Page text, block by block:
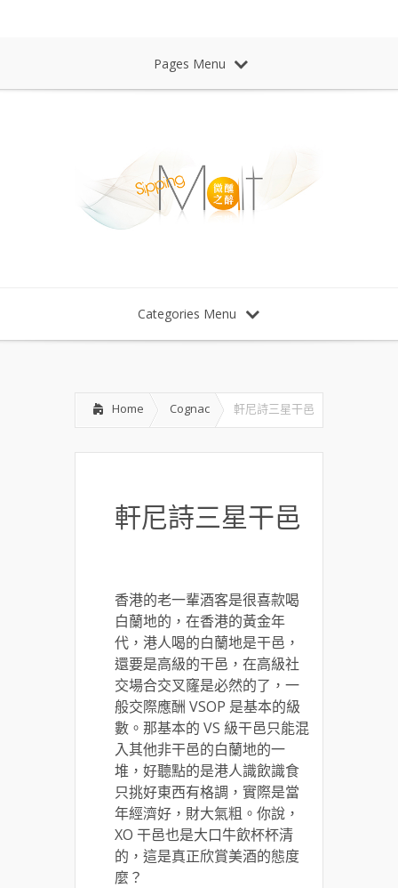
Pages Menu
Categories Menu
Home Cognac 軒尼詩三星干邑
軒尼詩三星干邑
香港的老一輩酒客是很喜款喝
白蘭地的，在香港的黃金年
代，港人喝的白蘭地是干邑，
還要是高級的干邑，在高級社
交場合交叉窿是必然的了，一
般交際應酬 VSOP 是基本的級
數。那基本的 VS 級干邑只能混
入其他非干邑的白蘭地的一
堆，好聽點的是港人識飲識食
只挑好東西有格調，實際是當
年經濟好，財大氣粗。你說，
XO 干邑也是大口牛飲杯杯清
的，這是真正欣賞美酒的態度
麼？